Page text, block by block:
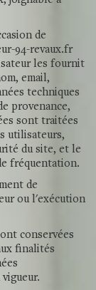
de
94-revaux.fr
les fournit
email,
techniques
provenance,
sont traitées
utilisateurs,
du site, et le
fréquentation.
de
ou l'exécution
conservées
finalités